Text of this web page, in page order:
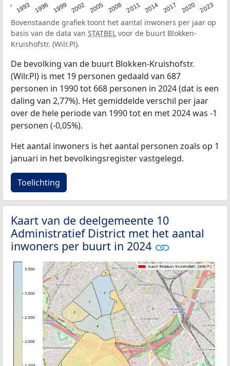
1993 1996 1999 2002 2005 2008 2011 2014 2017 2020 2023
Bovenstaande grafiek toont het aantal inwoners per jaar op
basis van de data van STATBEL voor de buurt Blokken-
Kruishofstr. (Wilr.Pl).
De bevolking van de buurt Blokken-Kruishofstr.
(Wilr.Pl) is met 19 personen gedaald van 687
personen in 1990 tot 668 personen in 2024 (dat is een
daling van 2,77%). Het gemiddelde verschil per jaar
over de hele periode van 1990 tot en met 2024 was -1
personen (-0,05%).
Het aantal inwoners is het aantal personen zoals op 1
januari in het bevolkingsregister vastgelegd.
Toelichting
Kaart van de deelgemeente 10
Administratief District met het aantal
inwoners per buurt in 2024